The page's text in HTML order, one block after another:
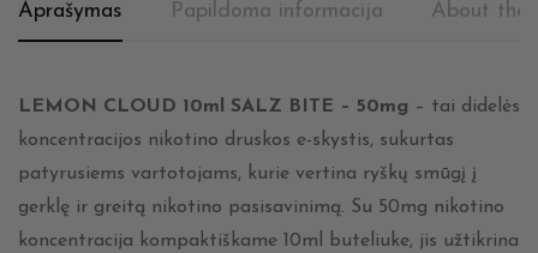
Aprašymas Papildoma informacija About the
LEMON CLOUD 10ml SALZ BITE – 50mg – tai didelės
koncentracijos nikotino druskos e-skystis, sukurtas
patyrusiems vartotojams, kurie vertina ryškų smūgį į
gerklę ir greitą nikotino pasisavinimą. Su 50mg nikotino
koncentracija kompaktiškame 10ml buteliuke, jis užtikrina